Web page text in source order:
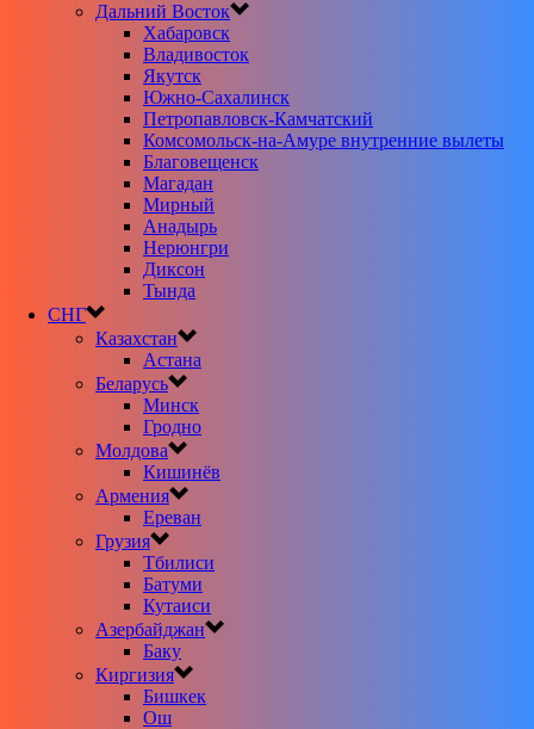
Дальний Восток
Хабаровск
Владивосток
Якутск
Южно-Сахалинск
Петропавловск-Камчатский
Комсомольск-на-Амуре внутренние вылеты
Благовещенск
Магадан
Мирный
Анадырь
Нерюнгри
Диксон
Тында
СНГ
Казахстан
Астана
Беларусь
Минск
Гродно
Молдова
Кишинёв
Армения
Ереван
Грузия
Тбилиси
Батуми
Кутаиси
Азербайджан
Баку
Киргизия
Бишкек
Ош